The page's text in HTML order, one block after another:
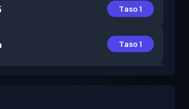
Taso 1
Taso 1